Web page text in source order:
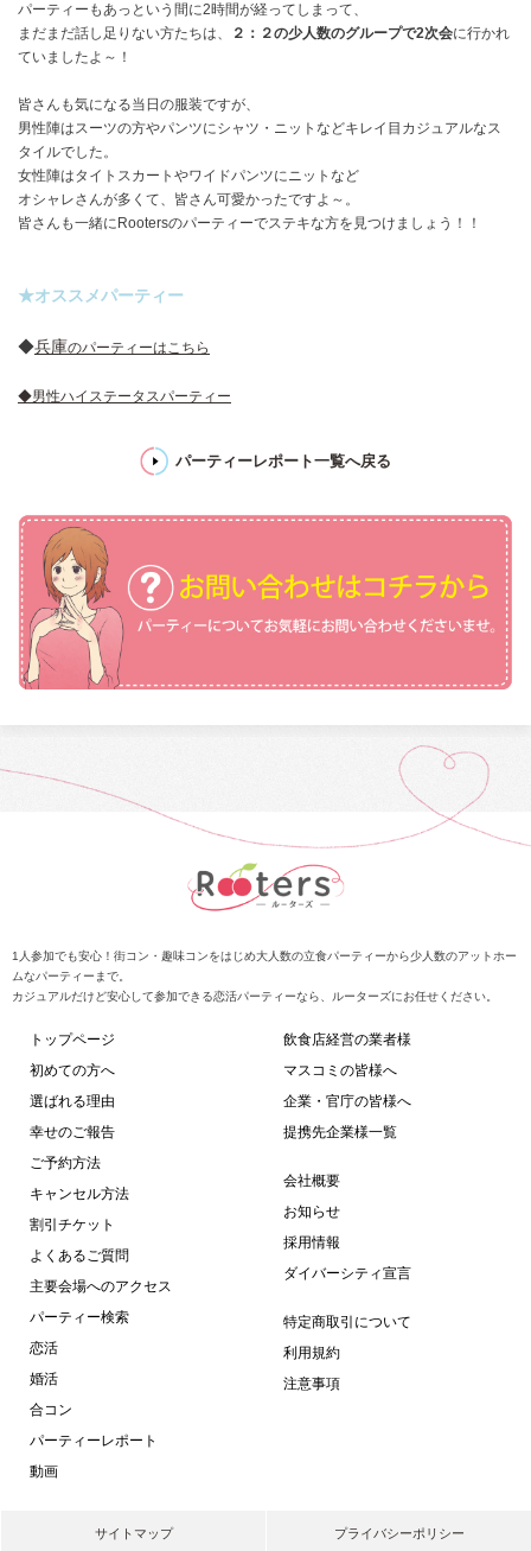
パーティーもあっという間に2時間が経ってしまって、
まだまだ話し足りない方たちは、
２：２の少人数のグループで2次会に行かれ
ていましたよ～！
皆さんも気になる当日の服装ですが、
男性陣はスーツの方やパンツにシャツ・ニットなどキレイ目カジュアルなス
タイルでした。
女性陣はタイトスカートやワイドパンツにニットなど
オシャレさんが多くて、皆さん可愛かったですよ～。
皆さんも一緒にRootersのパーティーでステキな方を見つけましょう！！
★オススメパーティー
◆兵庫のパーティーはこちら
◆男性ハイステータスパーティー
パーティーレポート一覧へ戻る
1人参加でも安心！街コン・趣味コンをはじめ大人数の立食パーティーから少人数のアットホー
ムなパーティーまで。
カジュアルだけど安心して参加できる恋活パーティーなら、ルーターズにお任せください。
トップページ
初めての方へ
選ばれる理由
幸せのご報告
ご予約方法
キャンセル方法
割引チケット
よくあるご質問
主要会場へのアクセス
パーティー検索
恋活
婚活
合コン
パーティーレポート
動画
飲食店経営の業者様
マスコミの皆様へ
企業・官庁の皆様へ
提携先企業様一覧
会社概要
お知らせ
採用情報
ダイバーシティ宣言
特定商取引について
利用規約
注意事項
サイトマップ プライバシーポリシー